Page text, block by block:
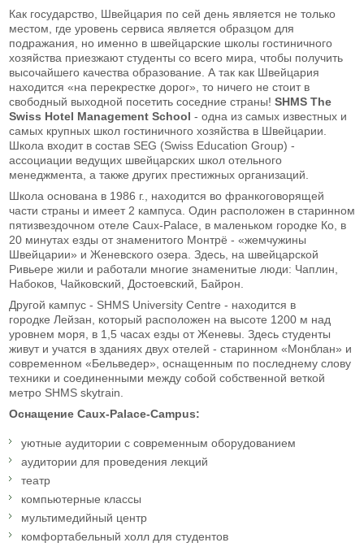
Как государство, Швейцария по сей день является не только
местом, где уровень сервиса является образцом для
подражания, но именно в швейцарские школы гостиничного
хозяйства приезжают студенты со всего мира, чтобы получить
высочайшего качества образование. А так как Швейцария
находится «на перекрестке дорог», то ничего не стоит в
свободный выходной посетить соседние страны! SHMS The
Swiss Hotel Management School - одна из самых известных и
самых крупных школ гостиничного хозяйства в Швейцарии.
Школа входит в состав SEG (Swiss Education Group) -
ассоциации ведущих швейцарских школ отельного
менеджмента, а также других престижных организаций.
Школа основана в 1986 г., находится во франкоговорящей
части страны и имеет 2 кампуса. Один расположен в старинном
пятизвездочном отеле Caux-Palace, в маленьком городке Ко, в
20 минутах езды от знаменитого Монтрё - «жемчужины
Швейцарии» и Женевского озера. Здесь, на швейцарской
Ривьере жили и работали многие знаменитые люди: Чаплин,
Набоков, Чайковский, Достоевский, Байрон.
Другой кампус - SHMS University Centre - находится в
городке Лейзан, который расположен на высоте 1200 м над
уровнем моря, в 1,5 часах езды от Женевы. Здесь студенты
живут и учатся в зданиях двух отелей - старинном «Монблан» и
современном «Бельведер», оснащенным по последнему слову
техники и соединенными между собой собственной веткой
метро SHMS skytrain.
Оснащение Caux-Palace-Campus:
уютные аудитории с современным оборудованием
аудитории для проведения лекций
театр
компьютерные классы
мультимедийный центр
комфортабельный холл для студентов